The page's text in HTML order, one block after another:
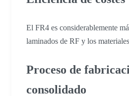
El FR4 es considerablemente
laminados de RF y los
Proceso de
consolidado